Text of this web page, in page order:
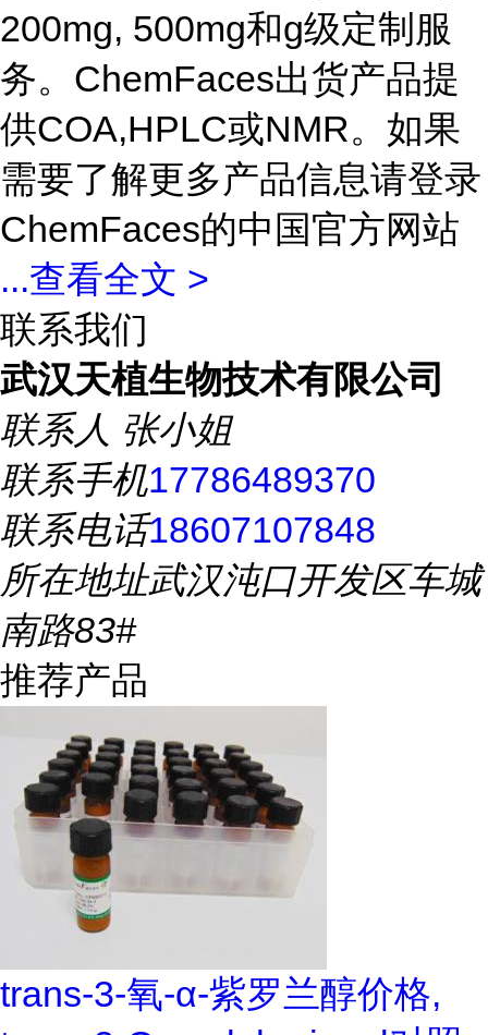
200mg, 500mg和g级定制服
务。ChemFaces出货产品提
供COA,HPLC或NMR。如果
需要了解更多产品信息请登录
ChemFaces的中国官方网站
...查看全文 >
联系我们
武汉天植生物技术有限公司
联系人 张小姐
联系手机17786489370
联系电话18607107848
所在地址武汉沌口开发区车城
南路83#
推荐产品
trans-3-氧-α-紫罗兰醇价格,